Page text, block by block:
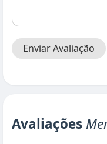
Enviar Avaliação
Avaliações